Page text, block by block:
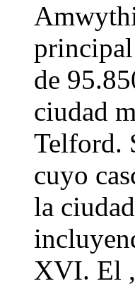
de
ciudad
Telford.
cuyo
la
XVI. El